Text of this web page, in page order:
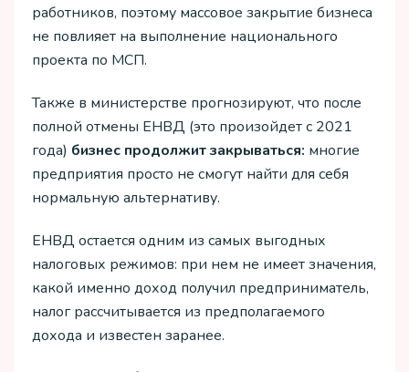
работников, поэтому массовое закрытие бизнеса
не повлияет на выполнение национального
проекта по МСП.
Также в министерстве прогнозируют, что после
полной отмены ЕНВД (это произойдет с 2021
года) бизнес продолжит закрываться: многие
предприятия просто не смогут найти для себя
нормальную альтернативу.
ЕНВД остается одним из самых выгодных
налоговых режимов: при нем не имеет значения,
какой именно доход получил предприниматель,
налог рассчитывается из предполагаемого
дохода и известен заранее.